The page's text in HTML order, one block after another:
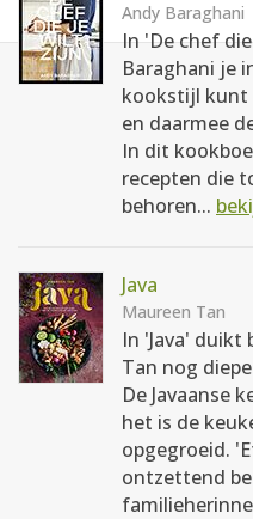
Andy Baraghani
In 'De chef
Baraghani je
kookstijl kunt
en daarmee
In dit
recepten die
behoren...
Java
Maureen Tan
In 'Java' duikt
Tan nog
De Javaanse
het is de
opgegroeid.
ontzettend